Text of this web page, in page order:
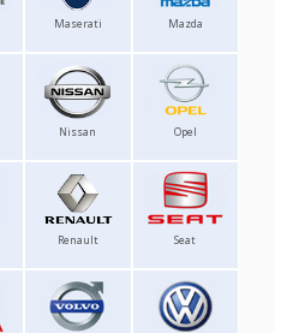
Maserati Mazda
Nissan Opel
Renault Seat